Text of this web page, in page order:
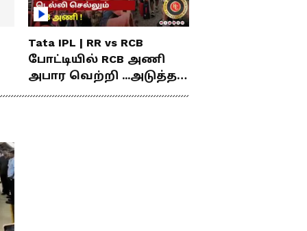
Tata IPL | RR vs RCB
போட்டியில் RCB அணி
அபார வெற்றி ...அடுத்த